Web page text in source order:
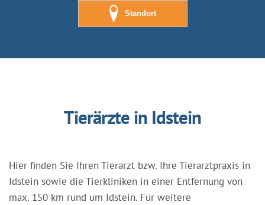
Standort
Tierärzte in Idstein
Hier finden Sie Ihren Tierarzt bzw. Ihre Tierarztpraxis in
Idstein sowie die Tierkliniken in einer Entfernung von
max. 150 km rund um Idstein. Für weitere